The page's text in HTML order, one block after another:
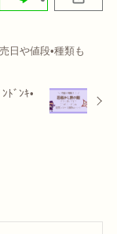
日や値段•種類も
ﾄﾞﾝｷ•